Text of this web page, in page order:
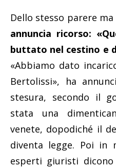
Dello stesso parere
annuncia ricorso:
buttato nel cestino e
«Abbiamo dato
Bertolissi», ha
stesura, secondo il
stata una
venete, dopodiché il
diventa legge. Poi in
esperti giuristi